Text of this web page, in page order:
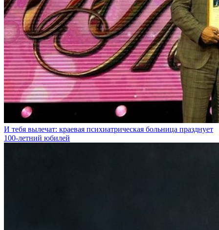
И тебя вылечат: краевая психиатрическая больница празднует
100-летний юбилей